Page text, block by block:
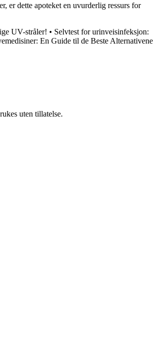
er dette apoteket en uvurderlig ressurs for
UV-stråler! • Selvtest for urinveisinfeksjon:
En Guide til de Beste Alternativene
uten tillatelse.